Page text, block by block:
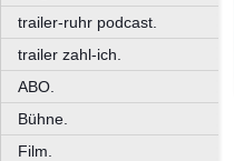
trailer-ruhr podcast.
trailer zahl-ich.
ABO.
Bühne.
Film.